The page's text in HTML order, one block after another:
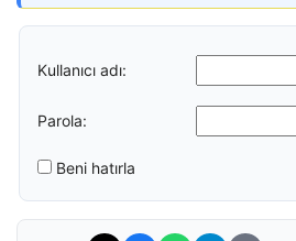
Kullanıcı adı:
Parola:
Beni hatırla